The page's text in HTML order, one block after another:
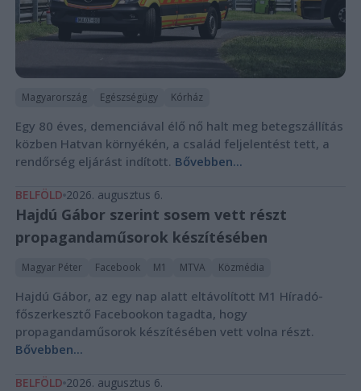
Magyarország Egészségügy Kórház
Egy 80 éves, demenciával élő nő halt meg betegszállítás
közben Hatvan környékén, a család feljelentést tett, a
rendőrség eljárást indított. Bővebben...
BELFÖLD 2026. augusztus 6.
Hajdú Gábor szerint sosem vett részt
propagandaműsorok készítésében
Magyar Péter Facebook M1 MTVA Közmédia
Hajdú Gábor, az egy nap alatt eltávolított M1 Híradó-
főszerkesztő Facebookon tagadta, hogy
propagandaműsorok készítésében vett volna részt.
Bővebben...
BELFÖLD 2026. augusztus 6.